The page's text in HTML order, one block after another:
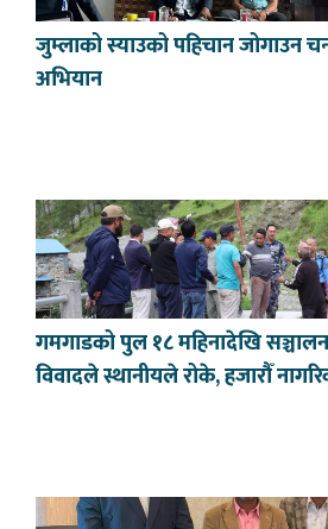
जुम्लाको स्याउको पहिचान जोगाउन
अभियान
गमगाडको पुल १८ महिनादेखि
विवादले स्थानीयले रोके, हजारौँ